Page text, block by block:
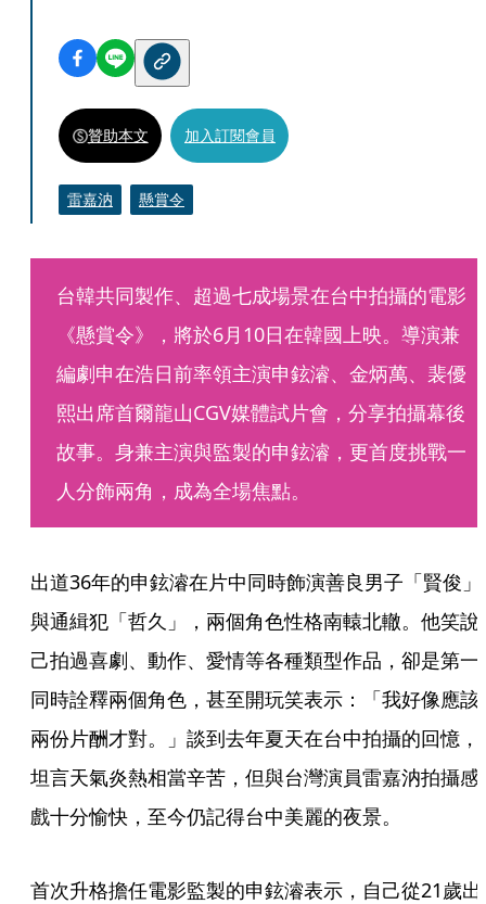
贊助本文 加入訂閱會員
雷嘉汭 懸賞令
台韓共同製作、超過七成場景在台中拍攝的電影
《懸賞令》，將於6月10日在韓國上映。導演兼
編劇申在浩日前率領主演申鉉濬、金炳萬、裴優
熙出席首爾龍山CGV媒體試片會，分享拍攝幕後
故事。身兼主演與監製的申鉉濬，更首度挑戰一
人分飾兩角，成為全場焦點。
出道36年的申鉉濬在片中同時飾演善良男子「賢俊」
與通緝犯「哲久」，兩個角色性格南轅北轍。他笑說
己拍過喜劇、動作、愛情等各種類型作品，卻是第一
同時詮釋兩個角色，甚至開玩笑表示：「我好像應該
兩份片酬才對。」談到去年夏天在台中拍攝的回憶，
坦言天氣炎熱相當辛苦，但與台灣演員雷嘉汭拍攝感
戲十分愉快，至今仍記得台中美麗的夜景。
首次升格擔任電影監製的申鉉濬表示，自己從21歲出